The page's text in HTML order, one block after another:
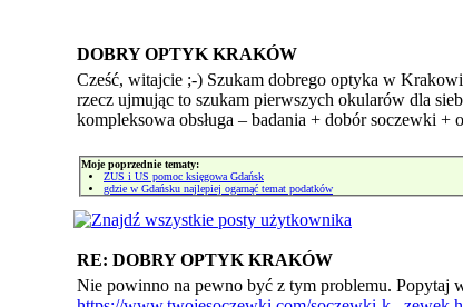
DOBRY OPTYK KRAKÓW
Cześć, witajcie ;-) Szukam dobrego optyka w
rzecz ujmując to szukam pierwszych okularów dla
kompleksowa obsługa – badania + dobór soczewki +
Moje poprzednie tematy:
ZUS i US pomoc księgowa Gdańsk
gdzie w Gdańsku najlepiej ogarnąć temat podatków
RE: DOBRY OPTYK KRAKÓW
Nie powinno na pewno być z tym problemu. Popytaj